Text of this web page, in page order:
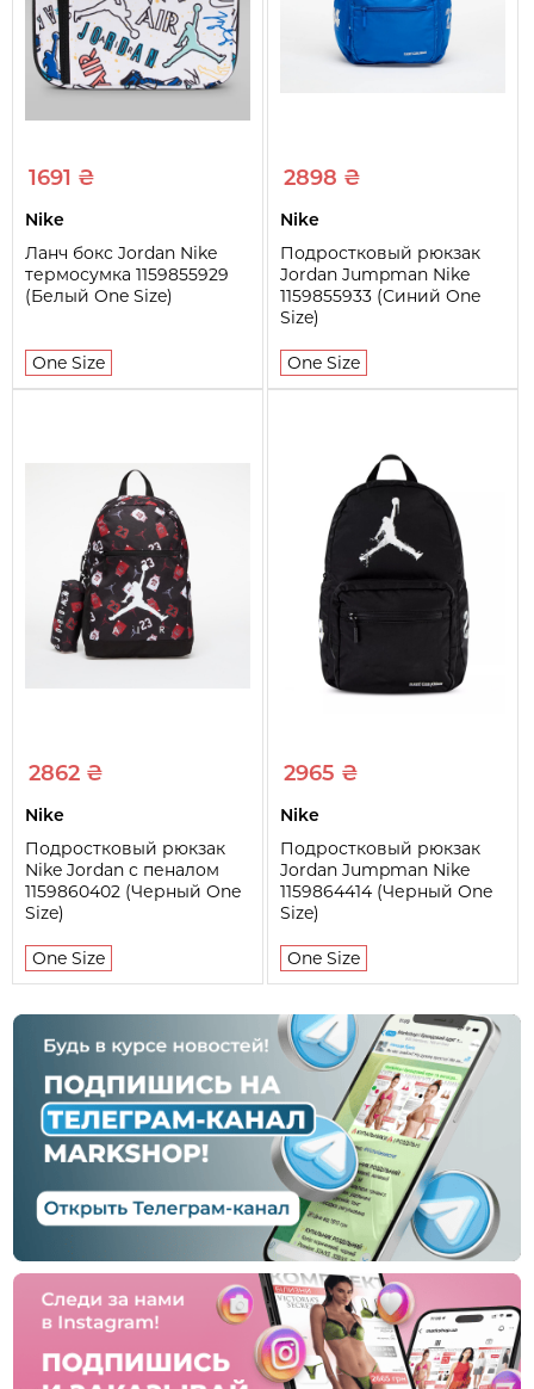
1691 ₴
Nike
Ланч бокс Jordan Nike
термосумка 1159855929
(Белый One Size)
One Size
2898 ₴
Nike
Подростковый рюкзак
Jordan Jumpman Nike
1159855933 (Синий One
Size)
One Size
2862 ₴
Nike
Подростковый рюкзак
Nike Jordan с пеналом
1159860402 (Черный One
Size)
One Size
2965 ₴
Nike
Подростковый рюкзак
Jordan Jumpman Nike
1159864414 (Черный One
Size)
One Size